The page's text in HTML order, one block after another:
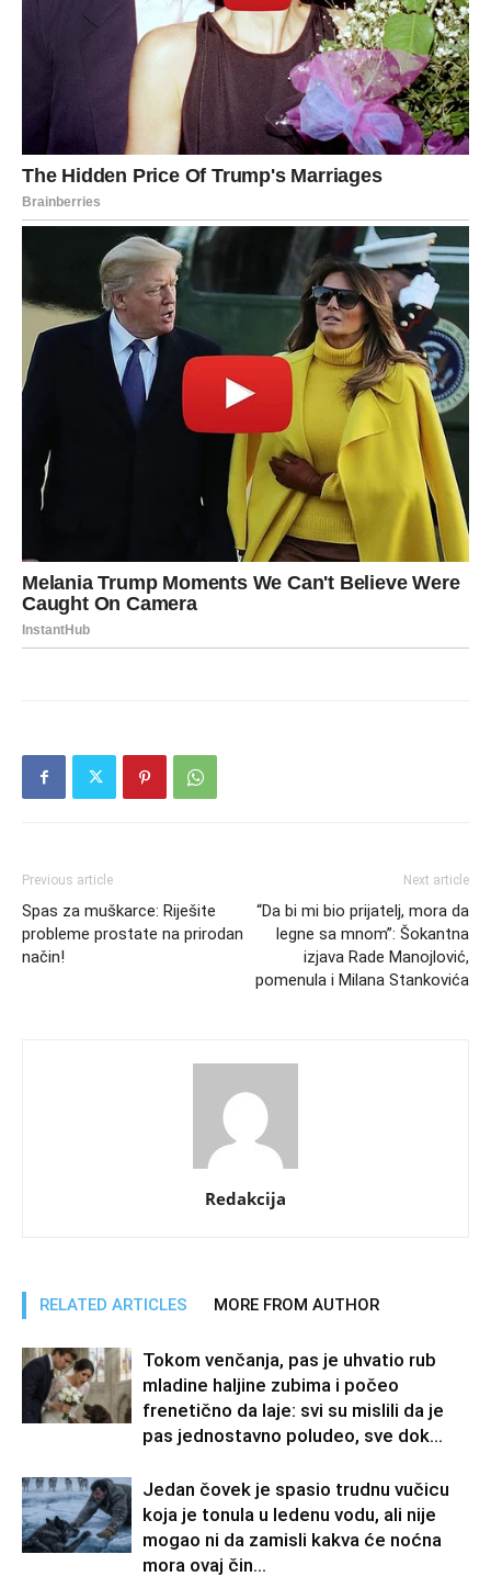
Previous article
Spas za muškarce: Riješite
probleme prostate na prirodan
način!
Next article
“Da bi mi bio prijatelj, mora da
legne sa mnom”: Šokantna
izjava Rade Manojlović,
pomenula i Milana Stankovića
Redakcija
RELATED ARTICLES MORE FROM AUTHOR
Tokom venčanja, pas je uhvatio rub
mladine haljine zubima i počeo
frenetično da laje: svi su mislili da je
pas jednostavno poludeo, sve dok...
Jedan čovek je spasio trudnu vučicu
koja je tonula u ledenu vodu, ali nije
mogao ni da zamisli kakva će noćna
mora ovaj čin...